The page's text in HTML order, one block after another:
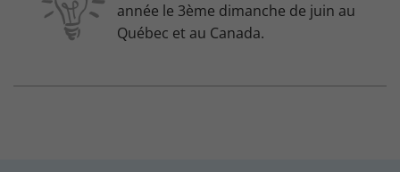
année le 3ème dimanche de juin au
Québec et au Canada.